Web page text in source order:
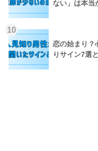
ない」は本当
10
恋の始まり？
りサイン7選